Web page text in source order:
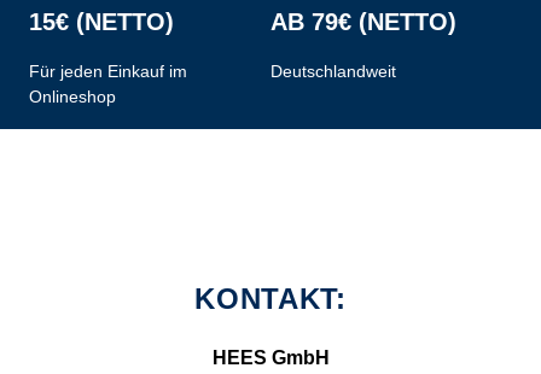
15€ (NETTO)
Für jeden Einkauf im
Onlineshop
AB 79€ (NETTO)
Deutschlandweit
KONTAKT:
HEES GmbH